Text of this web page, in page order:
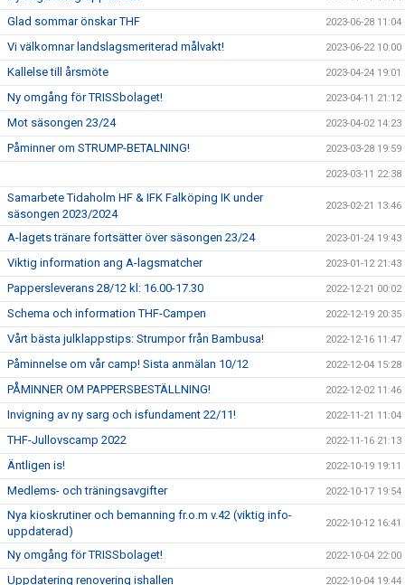
Glad sommar önskar THF 2023-06-28 11:04
Vi välkomnar landslagsmeriterad målvakt! 2023-06-22 10:00
Kallelse till årsmöte 2023-04-24 19:01
Ny omgång för TRISSbolaget! 2023-04-11 21:12
Mot säsongen 23/24 2023-04-02 14:23
Påminner om STRUMP-BETALNING! 2023-03-28 19:59
2023-03-11 22:38
Samarbete Tidaholm HF & IFK Falköping IK under
säsongen 2023/2024
2023-02-21 13:46
A-lagets tränare fortsätter över säsongen 23/24 2023-01-24 19:43
Viktig information ang A-lagsmatcher 2023-01-12 21:43
Pappersleverans 28/12 kl: 16.00-17.30 2022-12-21 00:02
Schema och information THF-Campen 2022-12-19 20:35
Vårt bästa julklappstips: Strumpor från Bambusa! 2022-12-16 11:47
Påminnelse om vår camp! Sista anmälan 10/12 2022-12-04 15:28
PÅMINNER OM PAPPERSBESTÄLLNING! 2022-12-02 11:46
Invigning av ny sarg och isfundament 22/11! 2022-11-21 11:04
THF-Jullovscamp 2022 2022-11-16 21:13
Äntligen is! 2022-10-19 19:11
Medlems- och träningsavgifter 2022-10-17 19:54
Nya kioskrutiner och bemanning fr.o.m v.42 (viktig info-
uppdaterad)
2022-10-12 16:41
Ny omgång för TRISSbolaget! 2022-10-04 22:00
Uppdatering renovering ishallen 2022-10-04 19:44